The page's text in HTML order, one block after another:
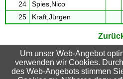
24
Spies,Nico
25
Kraft,Jürgen
Suchbegriffe
Um unser Web-Angebot
verwenden wir Cookies.
des Web-Angebots stimmen